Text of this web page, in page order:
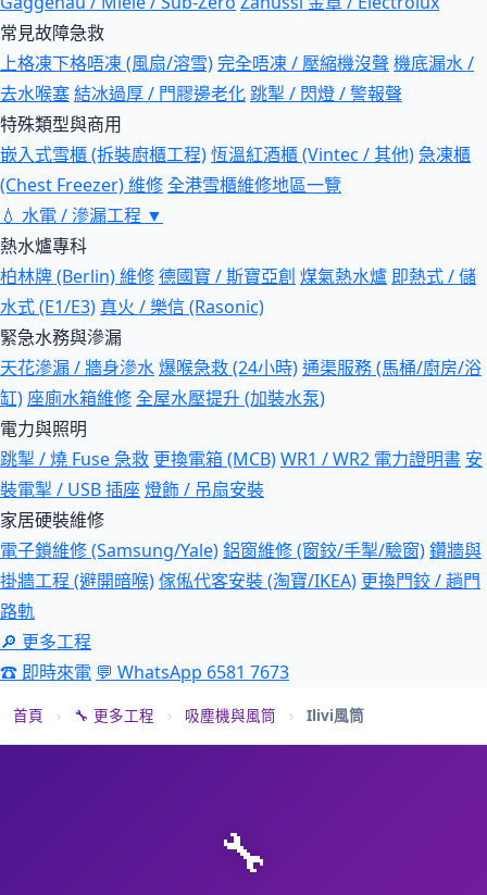
常見故障急救
上格凍下格唔凍 (風扇/溶雪)完全唔凍 / 壓縮機沒聲 機底漏水 /
去水喉塞結冰過厚 / 門膠邊老化跳掣 / 閃燈 / 警報聲
特殊類型與商用
嵌入式雪櫃 (拆裝廚櫃工程)恆溫紅酒櫃 (Vintec / 其他)急凍櫃
(Chest Freezer) 維修全港雪櫃維修地區一覽
💧 水電 / 滲漏工程 ▼
熱水爐專科
柏林牌 (Berlin) 維修德國寶 / 斯寶亞創 煤氣熱水爐 即熱式 / 儲
水式 (E1/E3) 真火 / 樂信 (Rasonic)
緊急水務與滲漏
天花滲漏 / 牆身滲水爆喉急救 (24小時)通渠服務 (馬桶/廚房/浴
缸) 座廁水箱維修全屋水壓提升 (加裝水泵)
電力與照明
跳掣 / 燒 Fuse 急救 更換電箱 (MCB)WR1 / WR2 電力證明書 安
裝電掣 / USB 插座燈飾 / 吊扇安裝
家居硬裝維修
電子鎖維修 (Samsung/Yale)鋁窗維修 (窗鉸/手掣/驗窗)鑽牆與
掛牆工程 (避開暗喉)傢俬代客安裝 (淘寶/IKEA) 更換門鉸 / 趟門
路軌
🔎 更多工程
☎ 即時來電 💬 WhatsApp 6581 7673
首頁 › 🔧 更多工程 › 吸塵機與風筒 › Ilivi風筒
🔧